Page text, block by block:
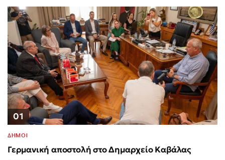
01
ΔΗΜΟΙ
Γερμανική αποστολή στο Δημαρχείο Καβάλας